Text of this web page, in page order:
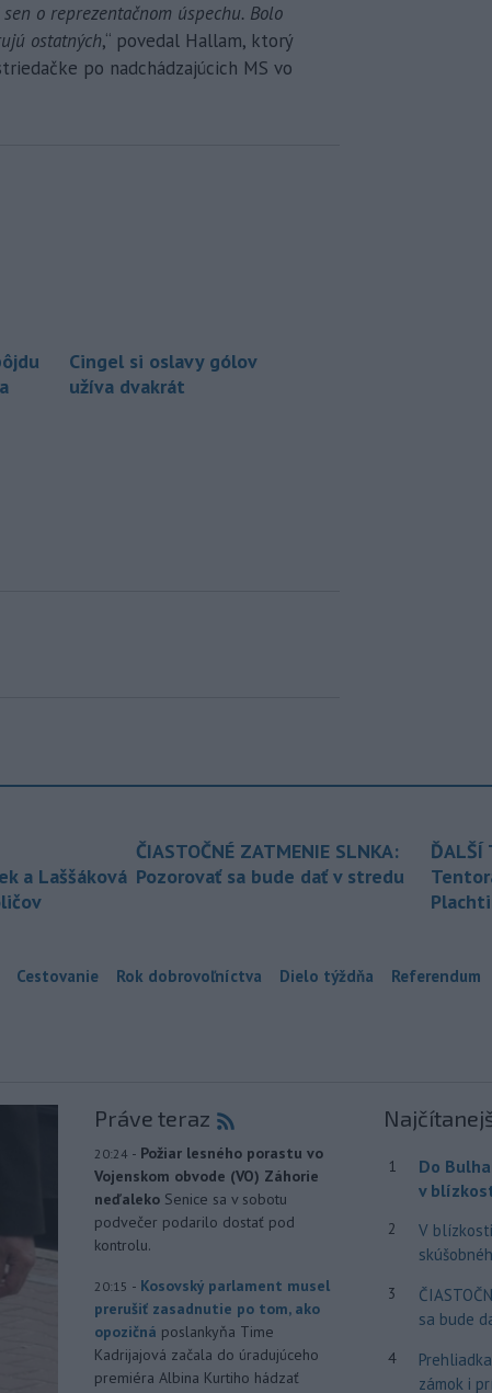
o reprezentačnom úspechu. Bolo
ostatných,“ povedal Hallam, ktorý
po nadchádzajúcich MS vo
Cingel si oslavy gólov
užíva dvakrát
a Laššáková
ČIASTOČNÉ ZATMENIE SLNKA:
Pozorovať sa bude dať v stredu
ĎALŠÍ
Cestovanie Rok dobrovoľníctva Dielo týždňa Referendum
Práve teraz
20:24 - Požiar lesného porastu vo
Vojenskom obvode (VO) Záhorie
neďaleko Senice sa v sobotu
podvečer podarilo dostať pod
kontrolu.
20:15 - Kosovský parlament musel
prerušiť zasadnutie po tom, ako
opozičná poslankyňa Time
Kadrijajová začala do úradujúceho
premiéra Albina Kurtiho hádzať
1
Do
v
2
V
3
sa bude
4
zámok i